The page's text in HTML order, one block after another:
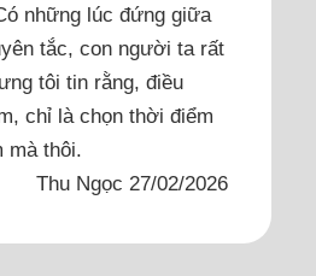
những lúc đứng giữa
tắc, con người ta rất
tôi tin rằng, điều
chỉ là chọn thời điểm
mà thôi.
Thu Ngọc 27/02/2026